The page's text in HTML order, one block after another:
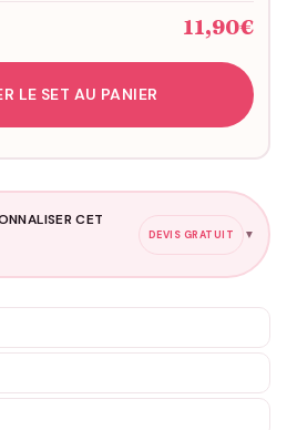
11,90€
LE SET AU PANIER
CET
DEVIS GRATUIT ▼
mesure
de 3 à 10€ selon la demande